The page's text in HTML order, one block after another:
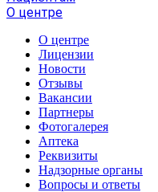
О центре
О центре
Лицензии
Новости
Отзывы
Вакансии
Партнеры
Фотогалерея
Аптека
Реквизиты
Надзорные органы
Вопросы и ответы